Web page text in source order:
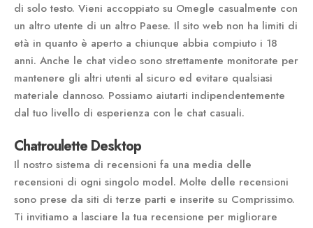
di solo testo. Vieni accoppiato su Omegle casualmente con
un altro utente di un altro Paese. Il sito web non ha limiti di
età in quanto è aperto a chiunque abbia compiuto i 18
anni. Anche le chat video sono strettamente monitorate per
mantenere gli altri utenti al sicuro ed evitare qualsiasi
materiale dannoso. Possiamo aiutarti indipendentemente
dal tuo livello di esperienza con le chat casuali.
Chatroulette Desktop
Il nostro sistema di recensioni fa una media delle
recensioni di ogni singolo model. Molte delle recensioni
sono prese da siti di terze parti e inserite su Comprissimo.
Ti invitiamo a lasciare la tua recensione per migliorare